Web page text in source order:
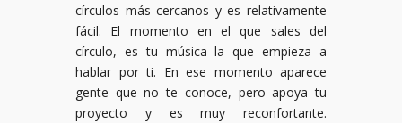
círculos más cercanos y es relativamente
fácil. El momento en el que sales del
círculo, es tu música la que empieza a
hablar por ti. En ese momento aparece
gente que no te conoce, pero apoya tu
proyecto y es muy reconfortante.